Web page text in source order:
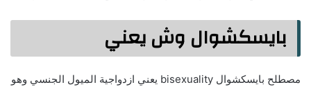
بايسكشوال وش يعني
مصطلح بايسكشوال bisexuality يعني ازدواجية الميول الجنسي وهو